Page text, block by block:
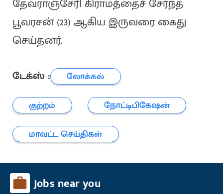
தேவராஞ்சேரி கிராமத்தைச் சேர்ந்த
பூவரசன் (23) ஆகிய இருவரை கைது
செய்தனர்.
டேக்ஸ் :
லோக்கல்
குற்றம்
நோட்டிபிகேஷன்
மாவட்ட செய்திகள்
Jobs near you